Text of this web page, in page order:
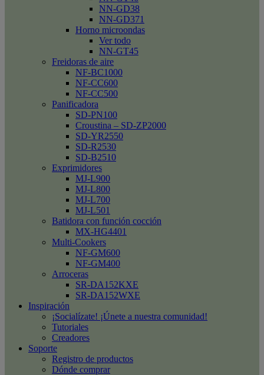
NN-GD38
NN-GD371
Horno microondas
Ver todo
NN-GT45
Freidoras de aire
NF-BC1000
NF-CC600
NF-CC500
Panificadora
SD-PN100
Croustina – SD-ZP2000
SD-YR2550
SD-R2530
SD-B2510
Exprimidores
MJ-L900
MJ-L800
MJ-L700
MJ-L501
Batidora con función cocción
MX-HG4401
Multi-Cookers
NF-GM600
NF-GM400
Arroceras
SR-DA152KXE
SR-DA152WXE
Inspiración
¡Socialízate! ¡Únete a nuestra comunidad!
Tutoriales
Creadores
Soporte
Registro de productos
Dónde comprar